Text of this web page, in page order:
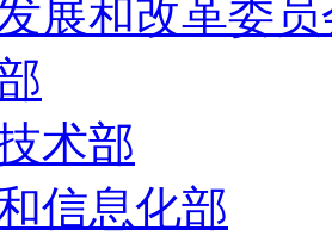
展和改革委
术部
信息化部